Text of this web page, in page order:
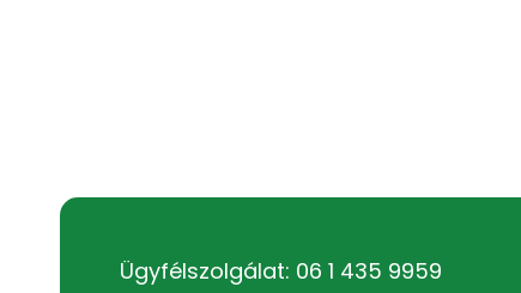
Ügyfélszolgálat: 06 1 435 9959